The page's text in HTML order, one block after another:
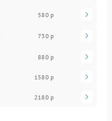
580 р
730 р
880 р
1580 р
2180 р